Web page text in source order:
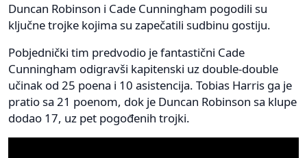
Duncan Robinson i Cade Cunningham pogodili su
ključne trojke kojima su zapečatili sudbinu gostiju.
Pobjednički tim predvodio je fantastični Cade
Cunningham odigravši kapitenski uz double-double
učinak od 25 poena i 10 asistencija. Tobias Harris ga je
pratio sa 21 poenom, dok je Duncan Robinson sa klupe
dodao 17, uz pet pogođenih trojki.